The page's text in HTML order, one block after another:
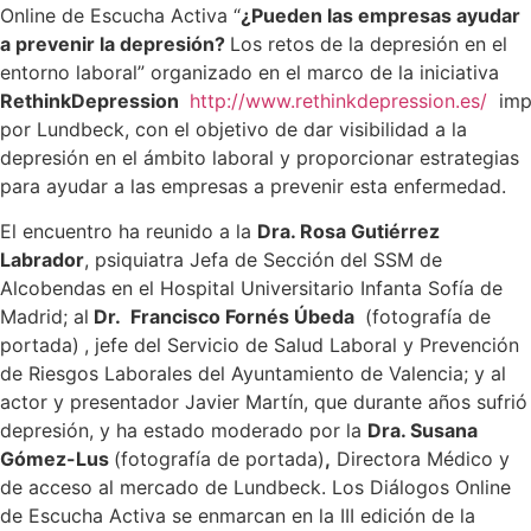
Online de Escucha Activa “¿Pueden las empresas ayudar
a prevenir la depresión? Los retos de la depresión en el
entorno laboral” organizado en el marco de la iniciativa
RethinkDepression http://www.rethinkdepression.es/
por Lundbeck, con el objetivo de dar visibilidad a la
depresión en el ámbito laboral y proporcionar estrategias
para ayudar a las empresas a prevenir esta enfermedad.
El encuentro ha reunido a la Dra. Rosa Gutiérrez
Labrador, psiquiatra Jefa de Sección del SSM de
Alcobendas en el Hospital Universitario Infanta Sofía de
Madrid; al Dr. Francisco Fornés Úbeda (fotografía de
portada) , jefe del Servicio de Salud Laboral y Prevención
de Riesgos Laborales del Ayuntamiento de Valencia; y al
actor y presentador Javier Martín, que durante años sufrió
depresión, y ha estado moderado por la Dra. Susana
Gómez-Lus (fotografía de portada), Directora Médico y
de acceso al mercado de Lundbeck. Los Diálogos Online
de Escucha Activa se enmarcan en la III edición de la